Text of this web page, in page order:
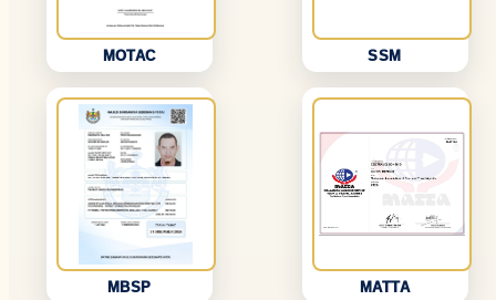
MOTAC SSM
MBSP MATTA